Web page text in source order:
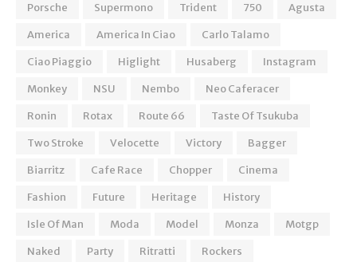
Porsche
Supermono Trident 750
Agusta
America
America In Ciao
Carlo Talamo
Ciao Piaggio
Higlight Husaberg
Instagram
Monkey
NSU Nembo
Neo Caferacer
Ronin
Rotax Route 66
Taste Of Tsukuba
Two Stroke
Velocette Victory
Bagger
Biarritz
Cafe Race Chopper
Cinema
Fashion
Future Heritage
History
Isle Of Man
Moda Model Monza
Motgp
Naked
Party Ritratti
Rockers